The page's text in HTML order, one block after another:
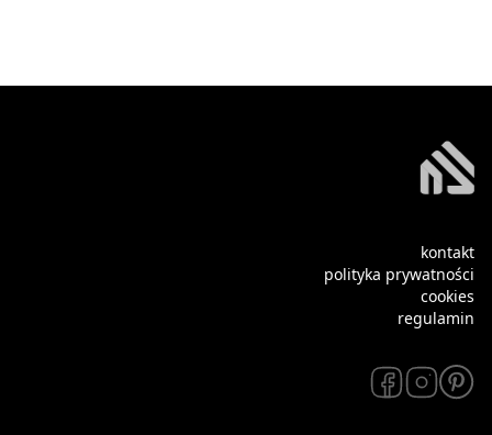
kontakt
polityka prywatności
cookies
regulamin